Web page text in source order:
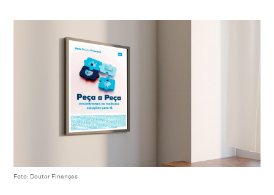
Foto: Doutor Finanças